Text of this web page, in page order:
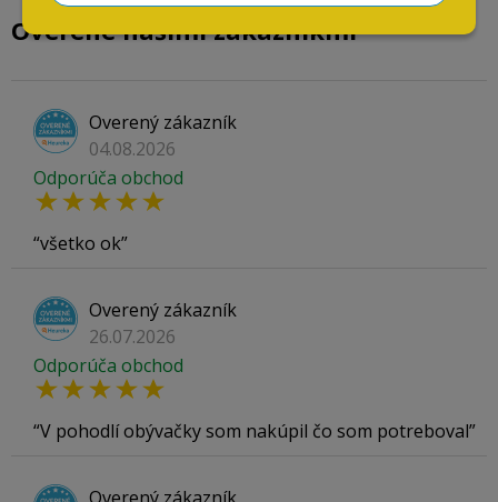
Overené našimi zákazníkmi
Overený zákazník
04.08.2026
Odporúča obchod
všetko ok
Overený zákazník
26.07.2026
Odporúča obchod
V pohodlí obývačky som nakúpil čo som potreboval